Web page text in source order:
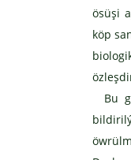
ösüşi
köp
Bu